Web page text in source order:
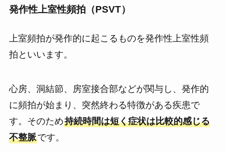
発作性上室性頻拍（PSVT）
上室頻拍が発作的に起こるものを発作性上室性頻
拍といいます。
心房、洞結節、房室接合部などが関与し、発作的
に頻拍が始まり、突然終わる特徴がある疾患で
す。そのため持続時間は短く症状は比較的感じる
不整脈です。